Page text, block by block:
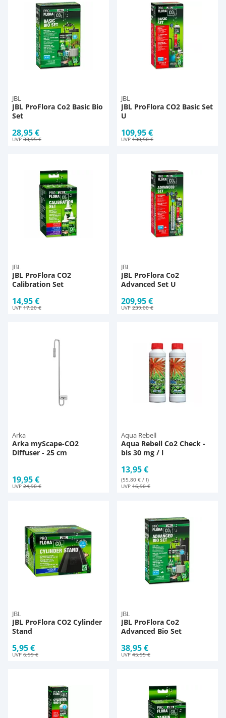
JBL
JBL ProFlora Co2 Basic Bio
Set
28,95 €
UVP33,95 €
JBL
JBL ProFlora CO2 Basic Set
U
109,95 €
UVP 130,50 €
JBL
JBL ProFlora CO2
Calibration Set
14,95 €
UVP17,20 €
JBL
JBL ProFlora Co2
Advanced Set U
209,95 €
UVP 239,00 €
Arka
Arka myScape-CO2
Diffuser - 25 cm
19,95 €
UVP24,90 €
Aqua Rebell
Aqua Rebell Co2 Check -
bis 30 mg / l
13,95 €
(55,80 € / l)
UVP 16,90 €
JBL
JBL ProFlora CO2 Cylinder
Stand
5,95 €
UVP 6,99 €
JBL
JBL ProFlora Co2
Advanced Bio Set
38,95 €
UVP45,95 €